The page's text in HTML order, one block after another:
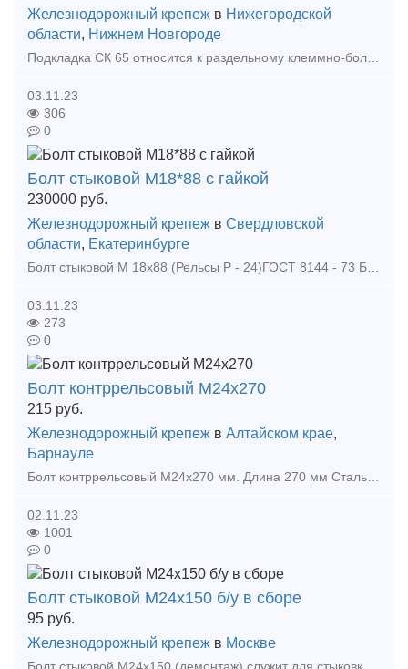
Железнодорожный крепеж в Нижегородской
области, Нижнем Новгороде
Подкладка СК 65 относится к раздельному клеммно-болтовому скреплению. Подкладка СК - 65 предназначена для скрепления деревянных шпал и железнодорожных рельс Р - 65
03.11.23
306
0
Болт стыковой М18*88 с гайкой
230000 руб.
Железнодорожный крепеж в Свердловской
области, Екатеринбурге
Болт стыковой М 18х88 (Рельсы Р - 24)ГОСТ 8144 - 73 Болт М 18х88
03.11.23
273
0
Болт контррельсовый М24х270
215 руб.
Железнодорожный крепеж в Алтайском крае,
Барнауле
02.11.23
1001
0
Болт стыковой М24x150 б/у в сборе
95 руб.
Железнодорожный крепеж в Москве